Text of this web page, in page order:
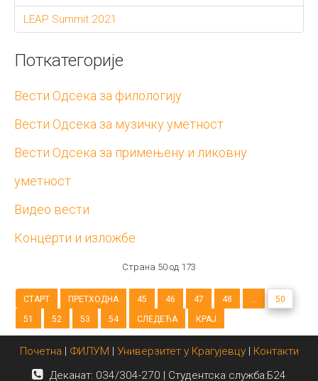
LEAP Summit 2021
Поткатегорије
Вести Одсека за филологију
Вести Одсека за музичку уметност
Вести Одсека за примењену и ликовну
уметност
Видео вести
Концерти и изложбе
Страна 50 од 173
СТАРТ ПРЕТХОДНА 45 46 47 48
50
51
52 53 54 СЛЕДЕЋА КРАЈ
Почетна | ФИЛУМ | Универзитет у Крагујевцу| Контакти
Деканат: 034/304-270 | Студентска служба:Б24